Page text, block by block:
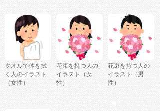
タオルで体を拭
く人のイラスト
（女性）
花束を持つ人の
イラスト（女
性）
花束を持つ人の
イラスト（男
性）